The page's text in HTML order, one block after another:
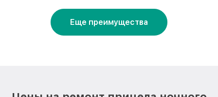
Еще преимущества